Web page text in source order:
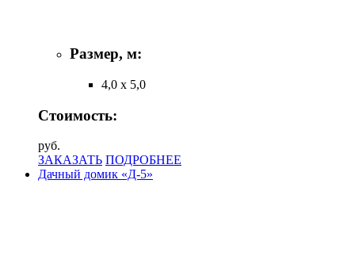
Размер, м:
4,0 х 5,0
Стоимость:
руб.
ЗАКАЗАТЬ ПОДРОБНЕЕ
Дачный домик «Д-5»